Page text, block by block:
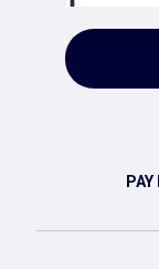
PAY